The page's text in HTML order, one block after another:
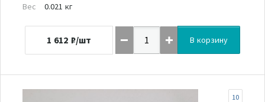
Вес
0.021 кг
1 612 ₽/шт В корзину
10